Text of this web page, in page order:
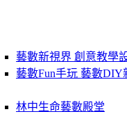
藝數新視界 創意教學
藝數Fun手玩 藝數DIY
林中生命藝數殿堂